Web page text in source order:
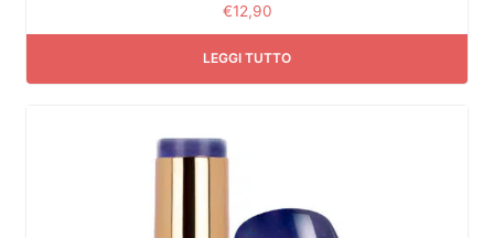
€12,90
LEGGI TUTTO